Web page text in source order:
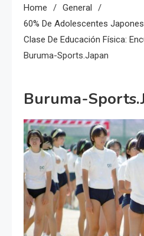
Home
General
60% De Adolescentes
Clase De Educación Física:
Buruma-Sports.japan
Buruma-